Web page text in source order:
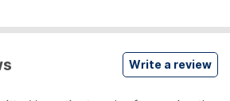
Write a review